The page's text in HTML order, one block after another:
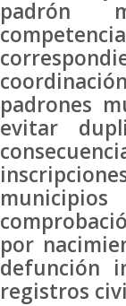
padrón
padrones
evitar
municipios
por
defunción
registros